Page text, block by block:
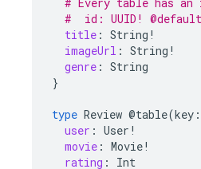
#  id: UUID!
title : String !
imageUrl : String !
genre : String
}
type Review @table(key:
user : User !
movie : Movie!
rating :
Int